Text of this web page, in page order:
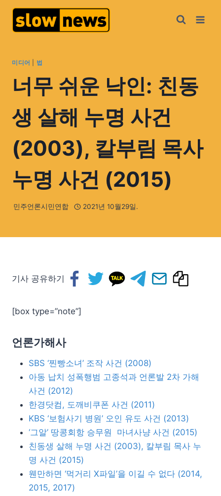
미디어 법
너무 쉬운 낙인: 친동
생 살해 누명 사건
(2003), 칼부림 목사
누명 사건 (2015)
민주언론시민연합 2021년 10월29일.
기사 공유하기
[box type=”note”]
언론가해사
SBS ‘찐빵소녀’ 조작 사건 (2008)
아동 납치 성폭행범 고종석과 언론발 2차 가해
사건 (2012)
한경닷컴, 도깨비쿠폰 사건 (2011)
KBS ‘보험사기 병원’ 오인 유도 사건 (2013)
‘그알’ 땅콩회항 승무원 마녀사냥 사건 (2015)
친동생 살해 누명 사건 (2003), 칼부림 목사 누
명 사건 (2015)
웬만하면 ‘먹거리 X파일’을 이길 수 없다 (2014,
2015, 2017)